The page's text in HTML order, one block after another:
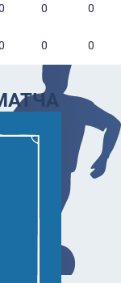
0 0
0 0